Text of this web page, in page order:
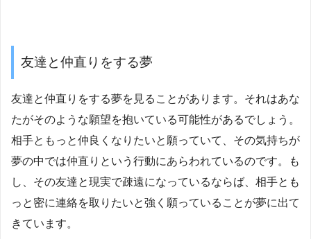
友達と仲直りをする夢
友達と仲直りをする夢を見ることがあります。それはあな
たがそのような願望を抱いている可能性があるでしょう。
相手ともっと仲良くなりたいと願っていて、その気持ちが
夢の中では仲直りという行動にあらわれているのです。も
し、その友達と現実で疎遠になっているならば、相手とも
っと密に連絡を取りたいと強く願っていることが夢に出て
きています。